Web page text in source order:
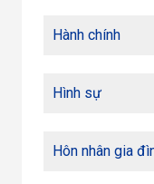
Hành chính
Hình sự
Hôn nhân gia